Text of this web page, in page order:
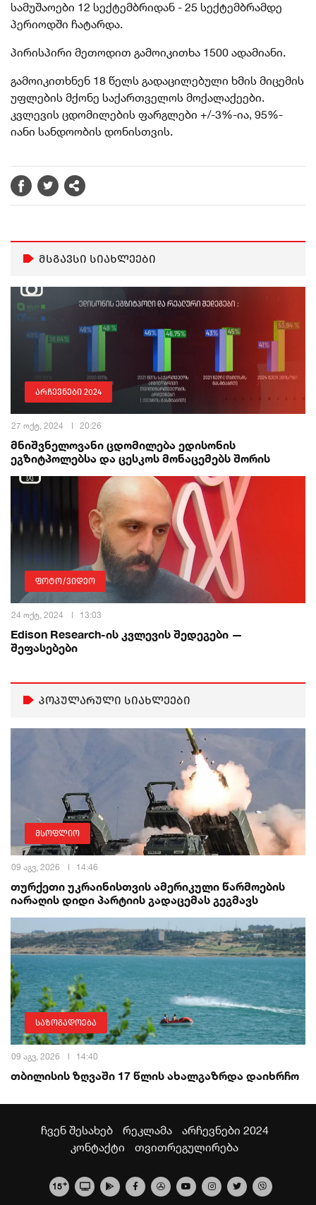
სამუშაოები 12 სექტემბრიდან - 25 სექტემბრამდე
პერიოდში ჩატარდა.
პირისპირი მეთოდით გამოიკითხა 1500 ადამიანი.
გამოიკითხნენ 18 წელს გადაცილებული ხმის მიცემის
უფლების მქონე საქართველოს მოქალაქეები.
კვლევის ცდომილების ფარგლები +/-3%-ია, 95%-
იანი სანდოობის დონისთვის.
მსგავსი სიახლეები
არჩევნები 2024
27 ოქტ, 2024 20:26
მნიშვნელოვანი ცდომილება ედისონის
ეგზიტპოლებსა და ცესკოს მონაცემებს შორის
ფოტო/ვიდეო
24 ოქტ, 2024 13:03
Edison Research-ის კვლევის შედეგები —
შეფასებები
პოპულარული სიახლეები
მსოფლიო
09 აგვ, 2026 14:46
თურქეთი უკრაინისთვის ამერიკული წარმოების
იარაღის დიდი პარტიის გადაცემას გეგმავს
საზოგადოება
09 აგვ, 2026 14:40
თბილისის ზღვაში 17 წლის ახალგაზრდა დაიხრჩო
ჩვენ შესახებ რეკლამა
არჩევნები 2024
კონტაქტი
თვითრეგულირება
15+